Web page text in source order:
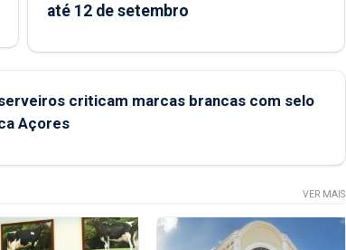
até 12 de setembro
criticam marcas brancas com selo
Açores
VER MAIS